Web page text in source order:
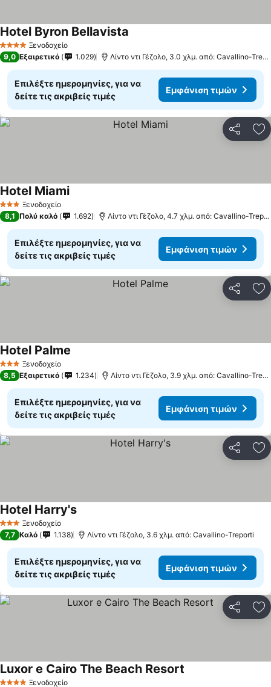
4 ΑστέριαΞενοδοχείο
Hotel Byron Bellavista
9,0 Εξαιρετικό 1.029 Λίντο ντι Γέζολο, 3.0 χλμ. από: Cavallino-
Επιλέξτε ημερομηνίες, για να
δείτε τις ακριβείς τιμές
Εμφάνιση τιμών
3 ΑστέριαΞενοδοχείο
Hotel MiamiΕμφάνιση τιμών
8,1 Πολύ καλό 1.692 Λίντο ντι Γέζολο, 4.7 χλμ. από: Cavallino-
Επιλέξτε ημερομηνίες, για να
δείτε τις ακριβείς τιμές
Εμφάνιση τιμών
3 ΑστέριαΞενοδοχείο
Hotel Palme
8,5 Εξαιρετικό 1.234 Λίντο ντι Γέζολο, 3.9 χλμ. από: Cavallino-
Επιλέξτε ημερομηνίες, για να
δείτε τις ακριβείς τιμές
Εμφάνιση τιμών
3 ΑστέριαΞενοδοχείο
Hotel Harry'sΕμφάνιση τιμών
7,7 Καλό 1.138 Λίντο ντι Γέζολο, 3.6 χλμ. από: Cavallino-Treporti
Επιλέξτε ημερομηνίες, για να
δείτε τις ακριβείς τιμές
Εμφάνιση τιμών
Ξενοδοχείο
Luxor e Cairo The Beach Resort